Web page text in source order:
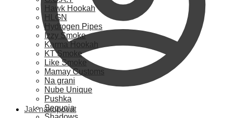
Jak nakupovat
Hawk Hookah
HLGN
Hydrogen Pipes
Izzy Smoke
Karma Hookah
KT Smoke
Like Smoke
Mamay Customs
Na grani
Nube Unique
Pushka
Sequoia